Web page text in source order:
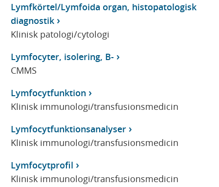
Lymfkörtel/Lymfoida organ, histopatologisk
diagnostik
Klinisk patologi/cytologi
Lymfocyter, isolering, B-
CMMS
Lymfocytfunktion
Klinisk immunologi/transfusionsmedicin
Lymfocytfunktionsanalyser
Klinisk immunologi/transfusionsmedicin
Lymfocytprofil
Klinisk immunologi/transfusionsmedicin